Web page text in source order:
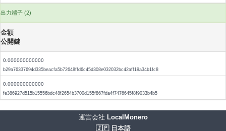
出力端子 (2)
金額
公開鍵
0.000000000000
b29a76337694d335beacfa5b72648ffd6c45d308e032032bc42aff19a34b1fc8
0.000000000000
fe386927d515b15556bdc48f2654b3700d155f867fda4f7476645f8f9033b4b5
運営会社 LocalMonero
🇯🇵 日本語